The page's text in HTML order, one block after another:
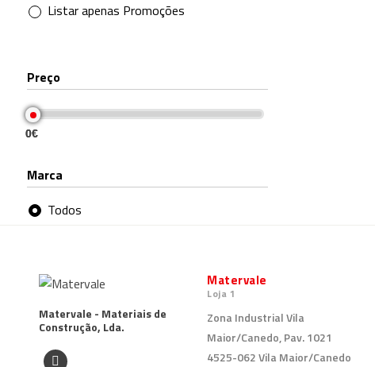
Listar apenas Promoções
Preço
0€
0€
Marca
Todos
Matervale - Materiais de
Construção, Lda.
Matervale
Loja 1
Zona Industrial Vila
Maior/Canedo, Pav. 1021
4525-062 Vila Maior/Canedo